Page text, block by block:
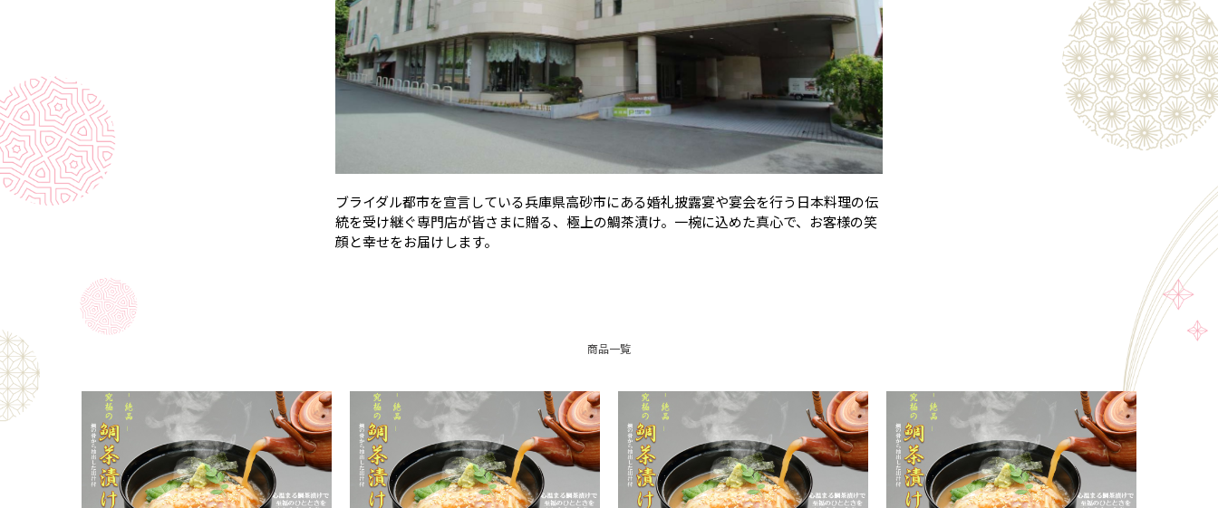
ブライダル都市を宣言している兵庫県高砂市にある婚礼披露宴や宴会を行う日本料理の伝
統を受け継ぐ専門店が皆さまに贈る、極上の鯛茶漬け。一椀に込めた真心で、お客様の笑
顔と幸せをお届けします。
商品一覧